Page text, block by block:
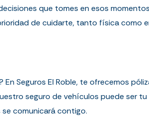
que tomes en esos
de cuidarte, tanto física como
Seguros El Roble, te ofrecemos
seguro de vehículos puede ser tu
comunicará contigo.